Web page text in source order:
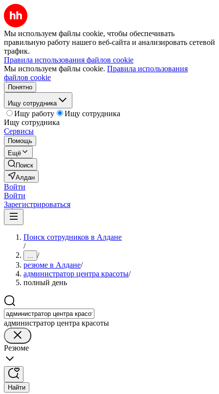
Мы используем файлы cookie, чтобы обеспечивать
правильную работу нашего веб-сайта и анализировать сетевой
трафик.
Правила использования файлов cookie
Мы используем файлы cookie. Правила использования
файлов cookie
Понятно
Ищу сотрудника
Ищу работу
Ищу сотрудника
Ищу сотрудника
Сервисы
Помощь
Ещё
Поиск
Алдан
Войти
Войти
Зарегистрироваться
Поиск сотрудников в Алдане
/
... /
резюме в Алдане/
администратор центра красоты/
полный день
администратор центра красоты
Резюме
Найти